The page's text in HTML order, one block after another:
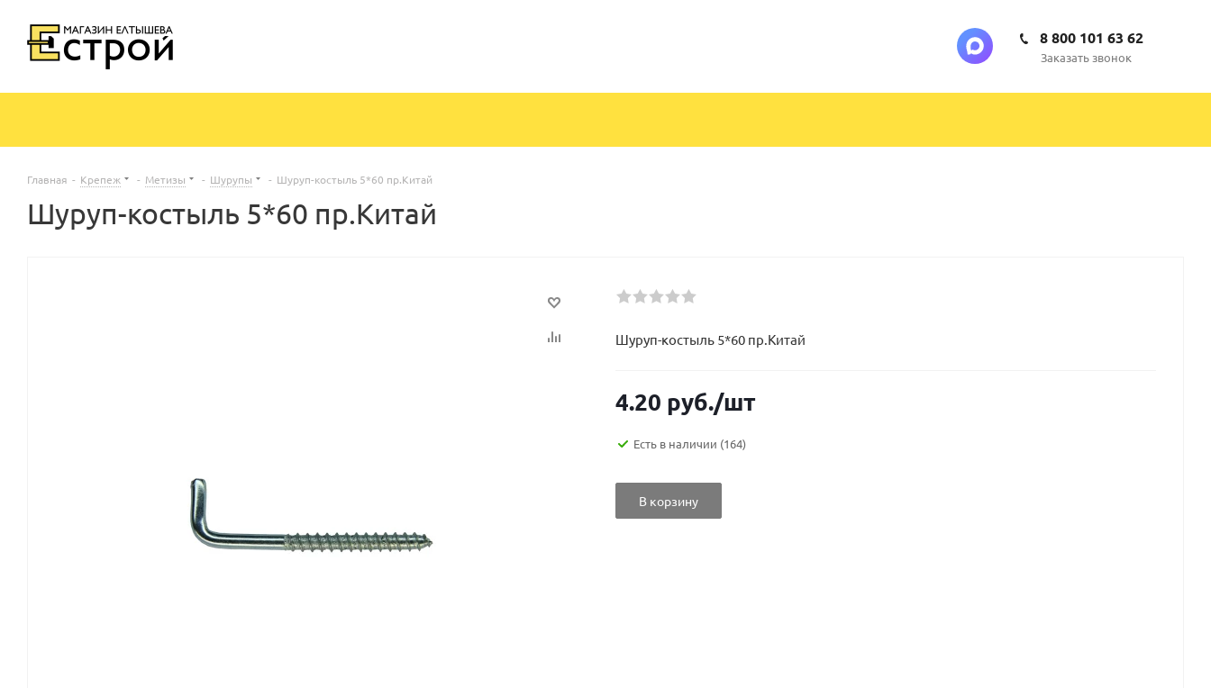
8 800 101 63 62
Заказать звонок
Главная - Крепеж - Метизы - Шурупы - Шуруп-костыль 5*60 пр.Китай
Шуруп-костыль 5*60 пр.Китай
Шуруп-костыль 5*60 пр.Китай
4.20 руб./шт
Есть в наличии (164)
В корзину